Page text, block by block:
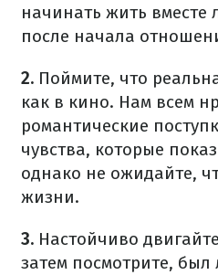
начинать жить вместе
после начала
2. Поймите, что
как в кино. Нам всем
романтические
чувства, которые
однако не ожидайте,
жизни.
3. Настойчиво
затем посмотрите,